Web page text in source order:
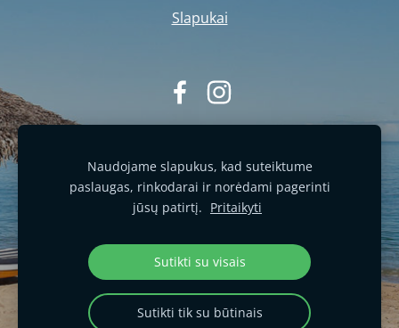
Slapukai
Naudojame slapukus, kad suteiktume
paslaugas, rinkodarai ir norėdami pagerinti
jūsų patirtį. Pritaikyti
Sutikti su visais
Sutikti tik su būtinais